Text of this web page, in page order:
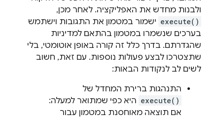
ולבנות מחדש את האפליקציה. לאחר מכן,
execute() ישמור במטמון את התגובות וישתמש
בערכים שנשמרו במטמון בהתאם למדיניות
שהגדרתם. בדרך כלל זה קורה באופן אוטומטי, בלי
שתצטרכו לבצע פעולות נוספות. עם זאת, חשוב
לשים לב לנקודות הבאות:
התנהגות ברירת המחדל של
execute() היא כפי שמתואר למעלה:
אם תוצאה מאוחסנת במטמון עבור